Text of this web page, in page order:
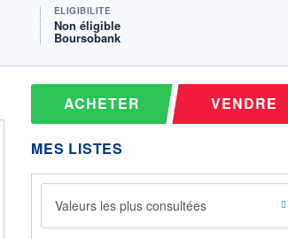
ÉLIGIBILITÉ
Non éligible
Boursobank
ACHETER VENDRE
MES LISTES
Valeurs les plus consultées